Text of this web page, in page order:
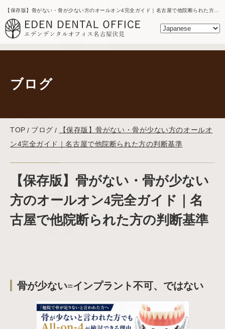
ブログ
TOP ブログ
【保存版】骨がない・骨が少ない方のオールオ
ン4完全ガイド｜名古屋で他院断られた方の判断基準
【保存版】骨がない・骨が少ない
方のオールオン4完全ガイド｜名
古屋で他院断られた方の判断基準
骨が少ない=インプラント不可、ではない